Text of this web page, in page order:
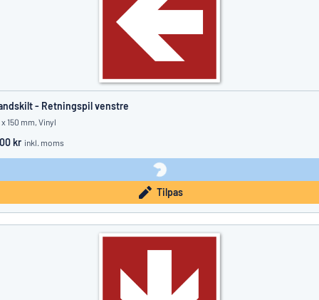
- Retningspil venstre
x 150 mm, Vinyl
kr inkl. moms
Tilpas